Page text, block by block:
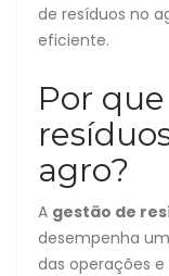
de resíduos no
eficiente.
Por
agro?
A gestão de
desempenha
das operações